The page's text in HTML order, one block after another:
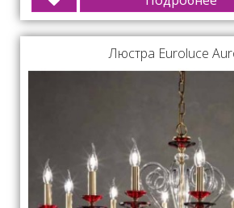
Люстра Euroluce